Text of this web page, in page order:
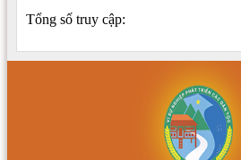
Tổng số truy cập: